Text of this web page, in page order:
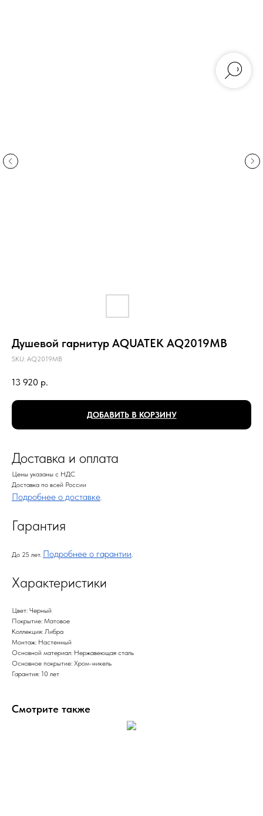
Душевой гарнитур AQUATEK AQ2019MB
SKU: AQ2019MB
13 920 р.
ДОБАВИТЬ В КОРЗИНУ
Доставка и оплата
Цены указаны с НДС
Доставка по всей России
Подробнее о доставке.
Гарантия
До 25 лет. Подробнее о гарантии.
Характеристики
Цвет: Черный
Покрытие: Матовое
Коллекция: Либра
Монтаж: Настенный
Основной материал: Нержавеющая сталь
Основное покрытие: Хром-никель
Гарантия: 10 лет
Смотрите также